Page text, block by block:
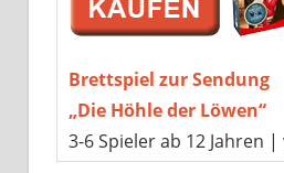
Brettspiel zur Sendung
„Die Höhle der Löwen“
3-6 Spieler ab 12 Jahren